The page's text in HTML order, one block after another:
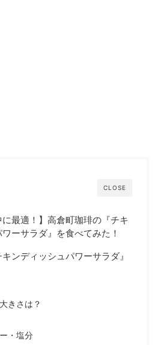
CLOSE
に最適！】高倉町珈琲の『チキ
ーサラダ』を食べてみた！
ンディッシュパワーサラダ』
きさは？
・塩分